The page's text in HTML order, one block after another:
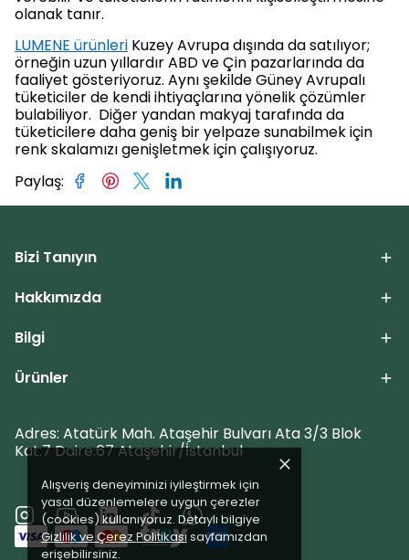
Alışveriş deneyiminizi iyileştirmek için
yasal düzenlemelere uygun çerezler
(cookies) kullanıyoruz. Detaylı bilgiye
Gizlilik ve Çerez Politikasısayfamızdan
erişebilirsiniz.
olanak tanır.
LUMENE ürünleri Kuzey Avrupa dışında da satılıyor;
örneğin uzun yıllardır ABD ve Çin pazarlarında da
faaliyet gösteriyoruz. Aynı şekilde Güney Avrupalı
tüketiciler de kendi ihtiyaçlarına yönelik çözümler
bulabiliyor. Diğer yandan makyaj tarafında da
tüketicilere daha geniş bir yelpaze sunabilmek için
renk skalamızı genişletmek için çalışıyoruz.
Paylaş:
Bizi Tanıyın
Hakkımızda
Bilgi
Ürünler
Adres: Atatürk Mah. Ataşehir Bulvarı Ata 3/3 Blok
Kat:7 Daire:67 Ataşehir/İstanbul